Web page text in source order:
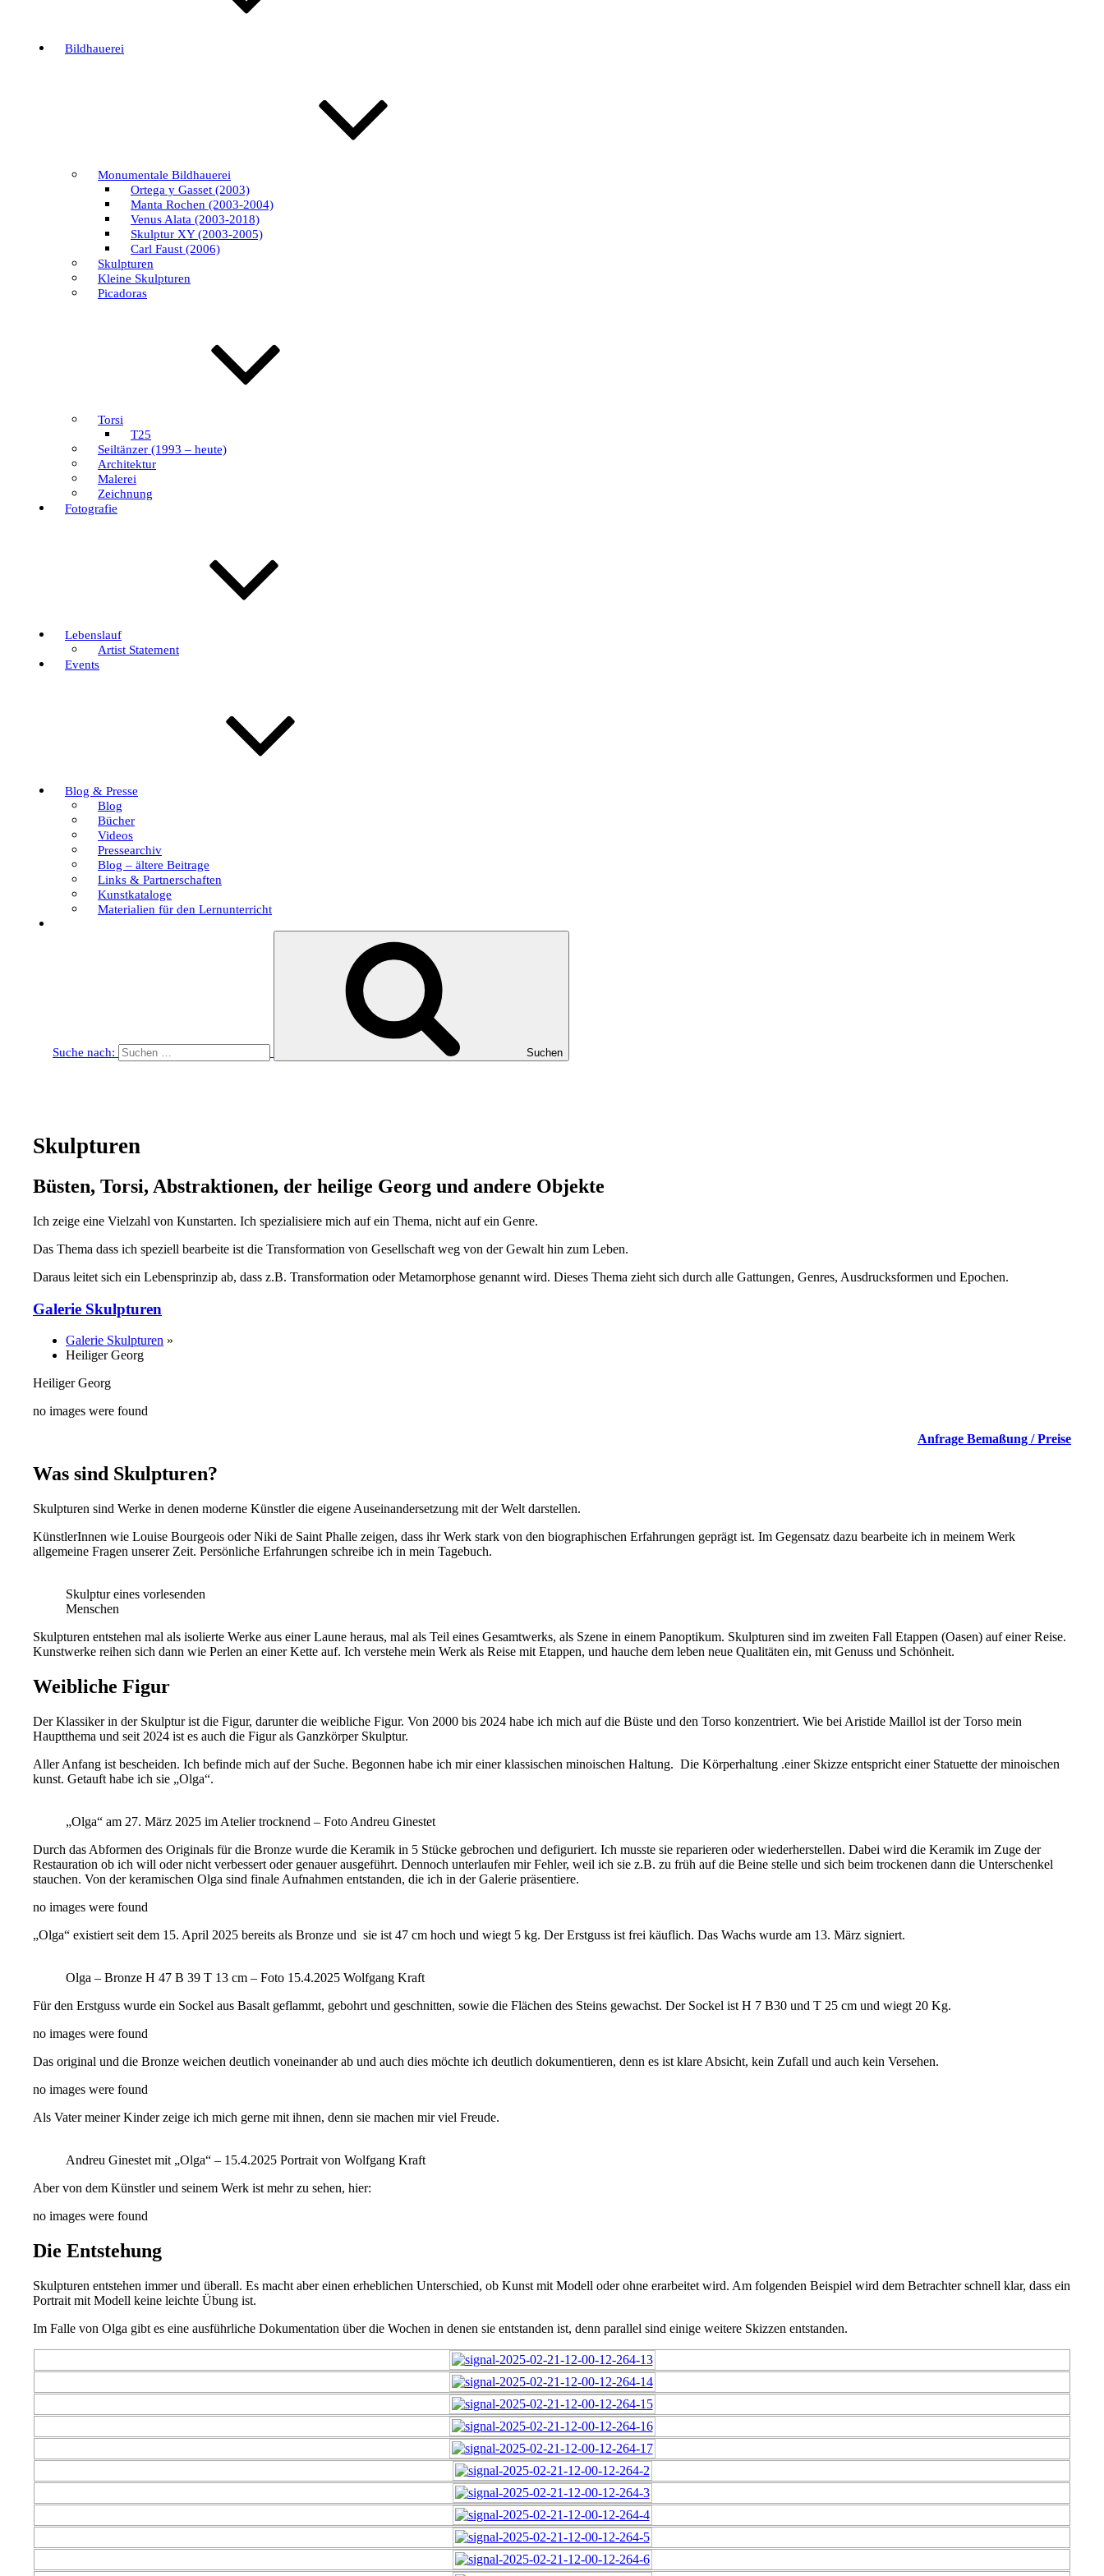
Bildhauerei
Monumentale Bildhauerei
Ortega y Gasset (2003)
Manta Rochen (2003-2004)
Venus Alata (2003-2018)
Skulptur XY (2003-2005)
Carl Faust (2006)
Skulpturen
Kleine Skulpturen
Picadoras
Torsi
T25
Seiltänzer (1993 – heute)
Architektur
Malerei
Zeichnung
Fotografie
Lebenslauf
Artist Statement
Events
Blog & Presse
Blog
Bücher
Videos
Pressearchiv
Blog – ältere Beitrage
Links & Partnerschaften
Kunstkataloge
Materialien für den Lernunterricht
Suche nach: Suchen
Skulpturen
Büsten, Torsi, Abstraktionen, der heilige Georg und andere Objekte
Ich zeige eine Vielzahl von Kunstarten. Ich spezialisiere mich auf ein Thema, nicht auf ein Genre.
Das Thema dass ich speziell bearbeite ist die Transformation von Gesellschaft weg von der Gewalt hin zum Leben.
Daraus leitet sich ein Lebensprinzip ab, dass z.B. Transformation oder Metamorphose genannt wird. Dieses Thema zieht sich durch alle Gattungen, Genres, Ausdrucksformen und Epochen.
Galerie Skulpturen
Galerie Skulpturen »
Heiliger Georg
Heiliger Georg
no images were found
Anfrage Bemaßung / Preise
Was sind Skulpturen?
Skulpturen sind Werke in denen moderne Künstler die eigene Auseinandersetzung mit der Welt darstellen.
KünstlerInnen wie Louise Bourgeois oder Niki de Saint Phalle zeigen, dass ihr Werk stark von den biographischen Erfahrungen geprägt ist. Im Gegensatz dazu bearbeite ich in meinem Werk
allgemeine Fragen unserer Zeit. Persönliche Erfahrungen schreibe ich in mein Tagebuch.
Skulptur eines vorlesenden
Menschen
Skulpturen entstehen mal als isolierte Werke aus einer Laune heraus, mal als Teil eines Gesamtwerks, als Szene in einem Panoptikum. Skulpturen sind im zweiten Fall Etappen (Oasen) auf einer Reise.
Kunstwerke reihen sich dann wie Perlen an einer Kette auf. Ich verstehe mein Werk als Reise mit Etappen, und hauche dem leben neue Qualitäten ein, mit Genuss und Schönheit.
Weibliche Figur
Der Klassiker in der Skulptur ist die Figur, darunter die weibliche Figur. Von 2000 bis 2024 habe ich mich auf die Büste und den Torso konzentriert. Wie bei Aristide Maillol ist der Torso mein
Hauptthema und seit 2024 ist es auch die Figur als Ganzkörper Skulptur.
Aller Anfang ist bescheiden. Ich befinde mich auf der Suche. Begonnen habe ich mir einer klassischen minoischen Haltung. Die Körperhaltung .einer Skizze entspricht einer Statuette der minoischen
kunst. Getauft habe ich sie „Olga“.
„Olga“ am 27. März 2025 im Atelier trocknend – Foto Andreu Ginestet
Durch das Abformen des Originals für die Bronze wurde die Keramik in 5 Stücke gebrochen und defiguriert. Ich musste sie reparieren oder wiederherstellen. Dabei wird die Keramik im Zuge der
Restauration ob ich will oder nicht verbessert oder genauer ausgeführt. Dennoch unterlaufen mir Fehler, weil ich sie z.B. zu früh auf die Beine stelle und sich beim trockenen dann die Unterschenkel
stauchen. Von der keramischen Olga sind finale Aufnahmen entstanden, die ich in der Galerie präsentiere.
no images were found
„Olga“ existiert seit dem 15. April 2025 bereits als Bronze und sie ist 47 cm hoch und wiegt 5 kg. Der Erstguss ist frei käuflich. Das Wachs wurde am 13. März signiert.
Olga – Bronze H 47 B 39 T 13 cm – Foto 15.4.2025 Wolfgang Kraft
Für den Erstguss wurde ein Sockel aus Basalt geflammt, gebohrt und geschnitten, sowie die Flächen des Steins gewachst. Der Sockel ist H 7 B30 und T 25 cm und wiegt 20 Kg.
no images were found
Das original und die Bronze weichen deutlich voneinander ab und auch dies möchte ich deutlich dokumentieren, denn es ist klare Absicht, kein Zufall und auch kein Versehen.
no images were found
Als Vater meiner Kinder zeige ich mich gerne mit ihnen, denn sie machen mir viel Freude.
Andreu Ginestet mit „Olga“ – 15.4.2025 Portrait von Wolfgang Kraft
Aber von dem Künstler und seinem Werk ist mehr zu sehen, hier:
no images were found
Die Entstehung
Skulpturen entstehen immer und überall. Es macht aber einen erheblichen Unterschied, ob Kunst mit Modell oder ohne erarbeitet wird. Am folgenden Beispiel wird dem Betrachter schnell klar, dass ein
Portrait mit Modell keine leichte Übung ist.
Im Falle von Olga gibt es eine ausführliche Dokumentation über die Wochen in denen sie entstanden ist, denn parallel sind einige weitere Skizzen entstanden.